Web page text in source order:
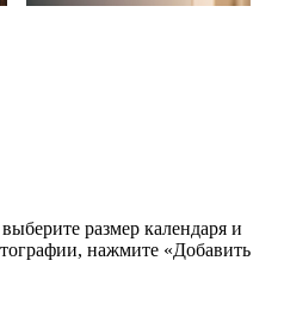
размер календаря и
нажмите «Добавить